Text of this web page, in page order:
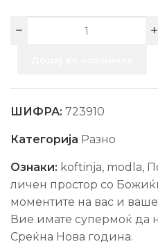
ШИФРА: 723910
Категорија Разно
Ознаки: koftinja, modla,
личен простор со
моментите на вас и
Вие имате супермоќ да
Среќна Нова гoдина.